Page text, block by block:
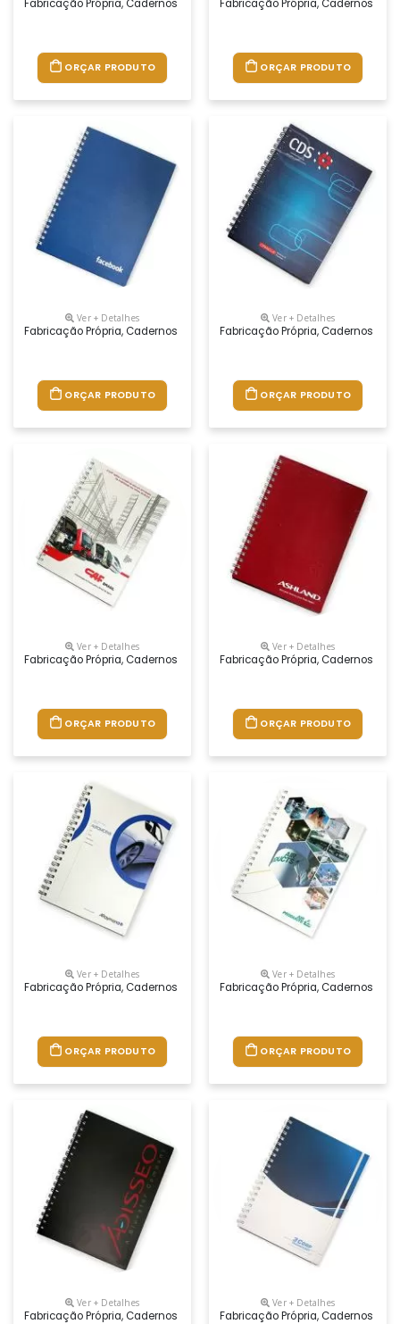
Fabricação Própria, Cadernos Personalizados Do Seu Jeito.tamanhos
ORÇAR PRODUTO
Fabricação Própria, Cadernos
ORÇAR PRODUTO
Ver + Detalhes
Fabricação Própria, Cadernos Personalizados Do Seu Jeito.tamanhos
ORÇAR PRODUTO
Ver + Detalhes
Fabricação Própria, Cadernos
ORÇAR PRODUTO
Ver + Detalhes
Fabricação Própria, Cadernos Personalizados Do Seu Jeito.tamanhos
ORÇAR PRODUTO
Ver + Detalhes
Fabricação Própria, Cadernos
ORÇAR PRODUTO
Ver + Detalhes
Fabricação Própria, Cadernos Personalizados Do Seu Jeito.tamanhos
ORÇAR PRODUTO
Ver + Detalhes
Fabricação Própria, Cadernos
ORÇAR PRODUTO
Ver + Detalhes
Fabricação Própria, Cadernos Personalizados Do Seu Jeito.tamanhos
Ver + Detalhes
Fabricação Própria, Cadernos